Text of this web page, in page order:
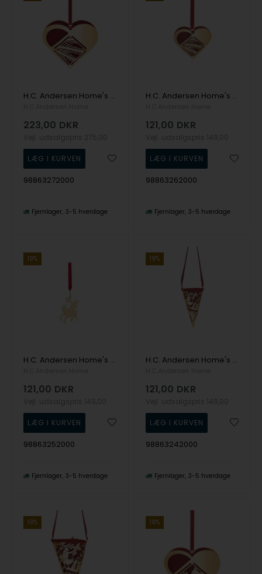
H.C. Andersen Home's Julehjerte - Grangren - 18k fg
223,00 DKR
98863272000
Fjernlager 3-5 hverdage
H.C. Andersen Home's Mini julehjerte - Grangren - 18k fg
121,00 DKR
98863262000
Fjernlager 3-5 hverdage
19%
H.C. Andersen Home's Ophæng - Klods Hans - 18k fg
121,00 DKR
98863252000
Fjernlager 3-5 hverdage
19%
H.C. Andersen Home's Mini kræmmerhus - Klods Hans - 18k fg
121,00 DKR
98863242000
Fjernlager 3-5 hverdage
19% 19%